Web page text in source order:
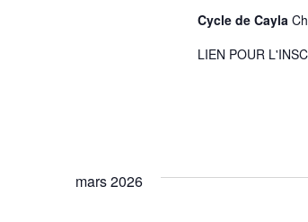
Cycle de Cayla
LIEN POUR
mars 2026